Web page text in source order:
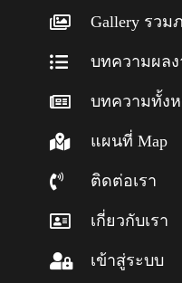
Gallery รวม
บทความผล
บทความทั้ง
แผนที่ Map
ติดต่อเรา
เกี่ยวกับเรา
เข้าสู่ระบบ